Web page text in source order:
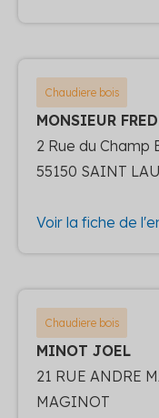
Chaudiere bois
MONSIEUR
2 Rue du Champ
55150 SAINT
Voir la fiche de
Chaudiere bois
MINOT JOEL
21 RUE ANDRE
MAGINOT